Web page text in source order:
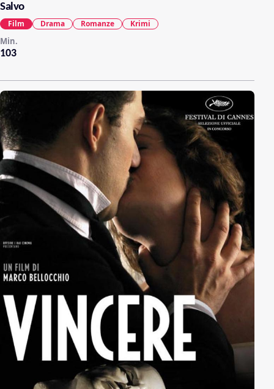
Salvo
103
Min.
Film Drama Romanze Krimi